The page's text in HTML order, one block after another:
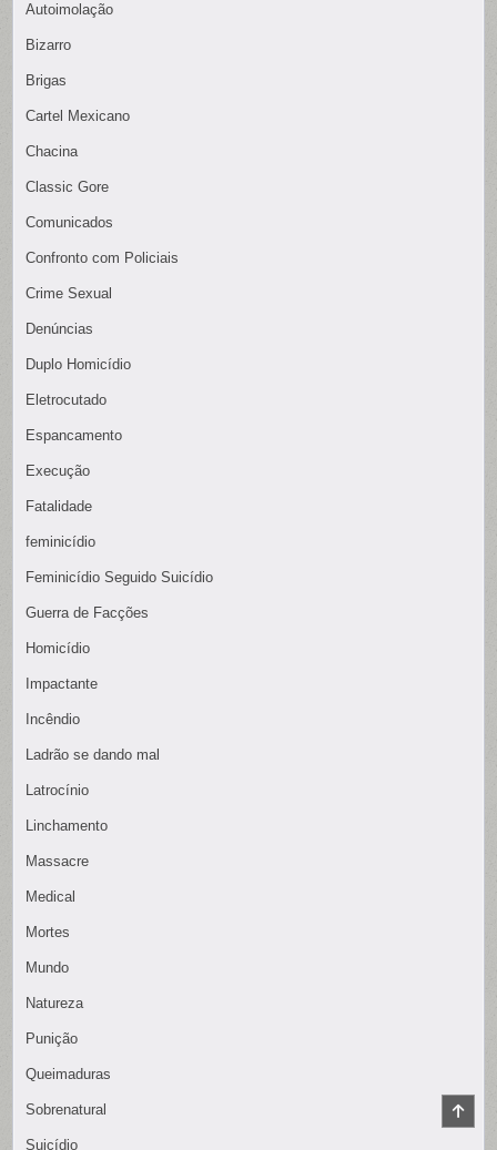
Autoimolação
Bizarro
Brigas
Cartel Mexicano
Chacina
Classic Gore
Comunicados
Confronto com Policiais
Crime Sexual
Denúncias
Duplo Homicídio
Eletrocutado
Espancamento
Execução
Fatalidade
feminicídio
Feminicídio Seguido Suicídio
Guerra de Facções
Homicídio
Impactante
Incêndio
Ladrão se dando mal
Latrocínio
Linchamento
Massacre
Medical
Mortes
Mundo
Natureza
Punição
Queimaduras
Sobrenatural
Suicídio
TO